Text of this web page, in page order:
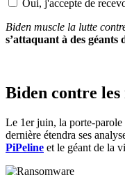
Oui, j'accepte de
Biden muscle la lutte
s’attaquant à des
Biden contre les
Le 1er juin, la porte-
dernière étendra ses
PiPeline et le géant de la